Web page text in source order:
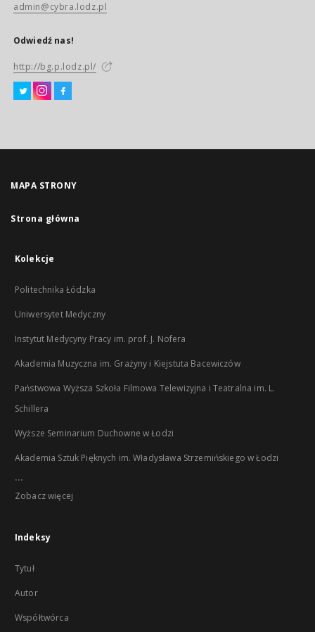
admin@cybra.lodz.pl
Odwiedź nas!
http://bg.p.lodz.pl/
MAPA STRONY
Strona główna
Kolekcje
Politechnika Łódzka
Uniwersytet Medyczny
Instytut Medycyny Pracy im. prof. J. Nofera
Akademia Muzyczna im. Grażyny i Kiejstuta Bacewiczów
Państwowa Wyższa Szkoła Filmowa Telewizyjna i Teatralna im. L.
Schillera
Wyższe Seminarium Duchowne w Łodzi
Akademia Sztuk Pięknych im. Władysława Strzemińskiego w Łodzi
...
Zobacz więcej
Indeksy
Tytuł
Autor
Współtwórca